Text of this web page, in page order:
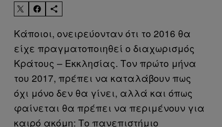
Κάποιοι, ονειρεύονταν ότι το 2016 θα
είχε πραγματοποιηθεί ο διαχωρισμός
Κράτους – Εκκλησίας. Τον πρώτο μήνα
του 2017, πρέπει να καταλάβουν πως
όχι μόνο δεν θα γίνει, αλλά και όπως
φαίνεται θα πρέπει να περιμένουν για
καιρό ακόμη: Το πανεπιστήμιο